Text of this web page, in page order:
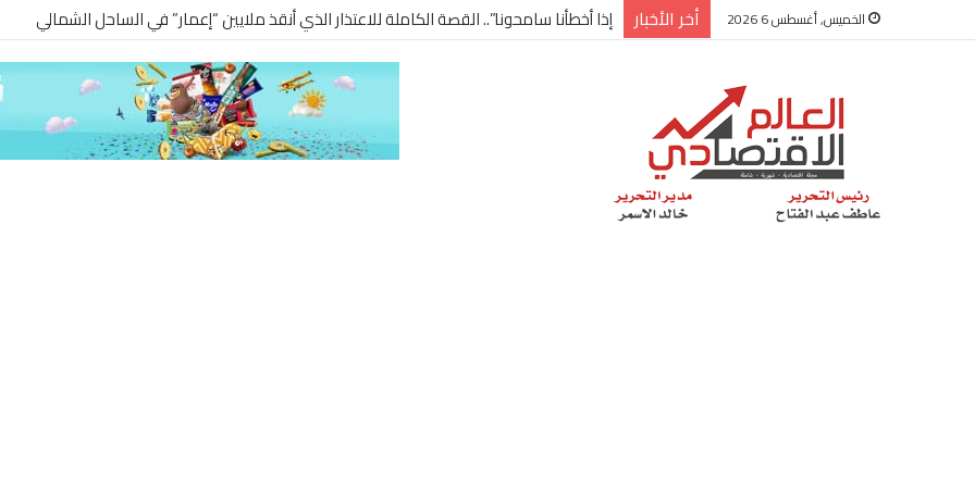
الخميس, أغسطس 6 2026 أخر الأخبار شركة “Scope Developments” تعلن تولي أحمد كمال عيسى منصب الرئيس التنفيذي للقطاع التجاري